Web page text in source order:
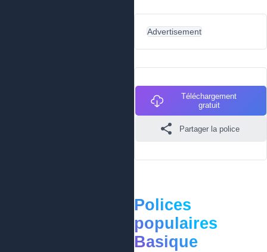
Advertisement
Téléchargement
gratuit
Partager la police
Polices
populaires
Basique